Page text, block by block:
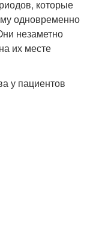
которые
одновременно
незаметно
их месте
у пациентов